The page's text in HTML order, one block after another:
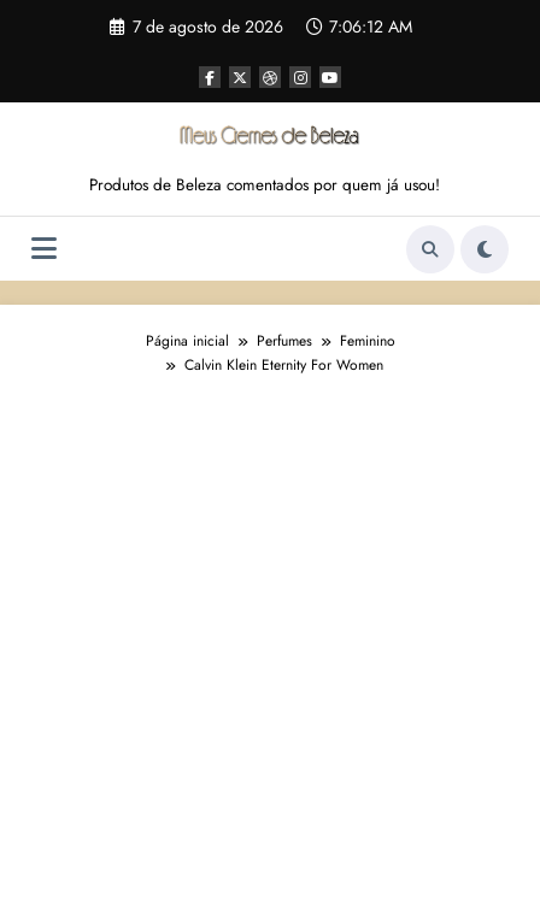
7 de agosto de 2026 7:06:13 AM
Produtos de Beleza comentados por quem já usou!
Página inicial Perfumes
Feminino
Calvin Klein Eternity For Women